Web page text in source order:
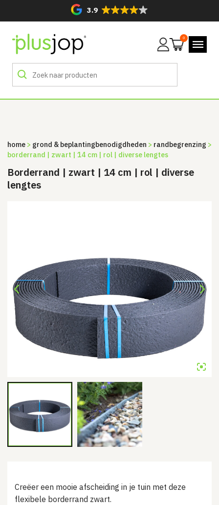
3.9
Mijn
0
home > grond & beplanting­benodigdheden > randbegrenzing >
borderrand | zwart | 14 cm | rol | diverse lengtes
Borderrand | zwart | 14 cm | rol | diverse
lengtes
Creëer een mooie afscheiding in je tuin met deze
flexibele borderrand zwart.